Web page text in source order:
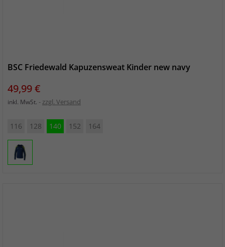
BSC Friedewald Kapuzensweat Kinder new navy
Preis
49,99 €
inkl. MwSt. zzgl. Versand
116 128 140 152 164